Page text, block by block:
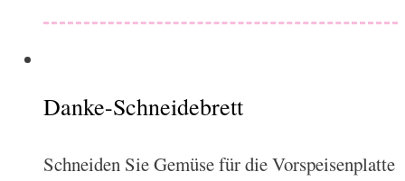
Danke-Schneidebrett
Schneiden Sie Gemüse für die Vorspeisenplatte